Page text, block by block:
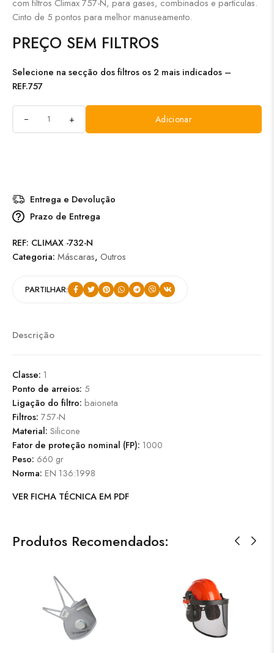
com filtros Climax 757-N, para gases, combinados e partículas.
Cinto de 5 pontos para melhor manuseamento.
PREÇO SEM FILTROS
Selecione na secção dos filtros os 2 mais indicados –
REF.757
+ Adicionar
Entrega e Devolução
Prazo de Entrega
REF: CLIMAX -732-N
Categoria: Máscaras, Outros
PARTILHAR:
Descrição
Classe: 1
Ponto de arreios: 5
Ligação do filtro: baioneta
Filtros: 757-N
Material: Silicone
Fator de proteção nominal (FP): 1000
Peso: 660 gr
Norma: EN 136:1998
VER FICHA TÉCNICA EM PDF
Produtos Recomendados: